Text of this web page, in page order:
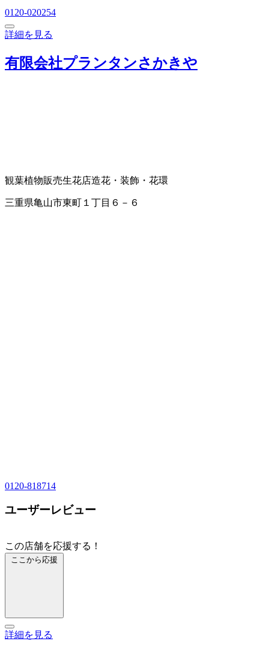
0120-020254
詳細を見る
有限会社プランタンさかきや
観葉植物販売生花店造花・装飾・花環
三重県亀山市東町１丁目６－６
0120-818714
ユーザーレビュー
この店舗を応援する！
ここから応援
詳細を見る